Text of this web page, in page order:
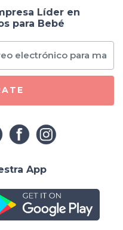
Líder en
para Bebé
App